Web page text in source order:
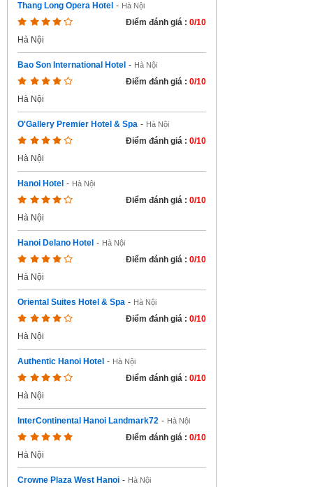
Thang Long Opera Hotel - Hà Nội
Điểm đánh giá : 0/10
Hà Nội
Bao Son International Hotel - Hà Nội
Điểm đánh giá : 0/10
Hà Nội
O'Gallery Premier Hotel & Spa - Hà Nội
Điểm đánh giá : 0/10
Hà Nội
Hanoi Hotel - Hà Nội
Điểm đánh giá : 0/10
Hà Nội
Hanoi Delano Hotel - Hà Nội
Điểm đánh giá : 0/10
Hà Nội
Oriental Suites Hotel & Spa - Hà Nội
Điểm đánh giá : 0/10
Hà Nội
Authentic Hanoi Hotel - Hà Nội
Điểm đánh giá : 0/10
Hà Nội
InterContinental Hanoi Landmark72 - Hà Nội
Điểm đánh giá : 0/10
Hà Nội
Crowne Plaza West Hanoi - Hà Nội